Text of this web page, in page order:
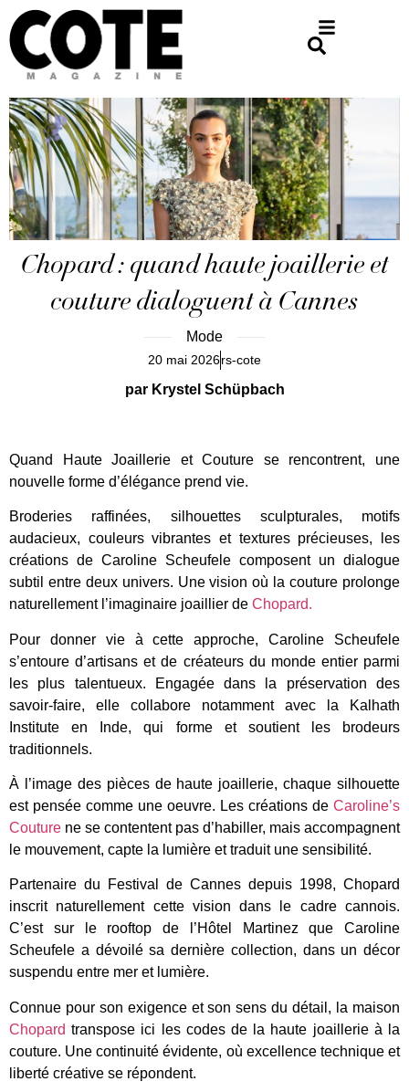
Chopard : quand haute joaillerie et
couture dialoguent à Cannes
Mode
20 mai 2026rs-cote
par Krystel Schüpbach
Quand Haute Joaillerie et Couture se rencontrent, une
nouvelle forme d’élégance prend vie.
Broderies raffinées, silhouettes sculpturales, motifs
audacieux, couleurs vibrantes et textures précieuses, les
créations de Caroline Scheufele composent un dialogue
subtil entre deux univers. Une vision où la couture prolonge
naturellement l’imaginaire joaillier de Chopard.
Pour donner vie à cette approche, Caroline Scheufele
s’entoure d’artisans et de créateurs du monde entier parmi
les plus talentueux. Engagée dans la préservation des
savoir-faire, elle collabore notamment avec la Kalhath
Institute en Inde, qui forme et soutient les brodeurs
traditionnels.
À l’image des pièces de haute joaillerie, chaque silhouette
est pensée comme une oeuvre. Les créations de Caroline’s
Couture ne se contentent pas d’habiller, mais accompagnent
le mouvement, capte la lumière et traduit une sensibilité.
Partenaire du Festival de Cannes depuis 1998, Chopard
inscrit naturellement cette vision dans le cadre cannois.
C’est sur le rooftop de l’Hôtel Martinez que Caroline
Scheufele a dévoilé sa dernière collection, dans un décor
suspendu entre mer et lumière.
Connue pour son exigence et son sens du détail, la maison
Chopard transpose ici les codes de la haute joaillerie à la
couture. Une continuité évidente, où excellence technique et
liberté créative se répondent.